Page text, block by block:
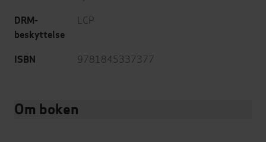
DRM-
beskyttelse
LCP
ISBN 9781845337377
Om boken